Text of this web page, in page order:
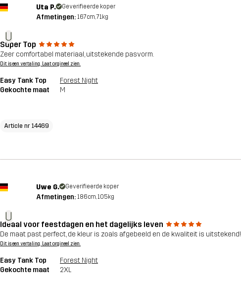
U
Uta P. Geverifieerde koper
Afmetingen: 167cm, 71kg
Super Top
Zeer comfortabel materiaal, uitstekende pasvorm.
Dit is een vertaling. Laat orgineel zien.
Easy Tank Top
Forest Night
Gekochte maat
M
Article nr 14469
U
Uwe G. Geverifieerde koper
Afmetingen: 186cm, 105kg
Ideaal voor feestdagen en het dagelijks leven
De maat past perfect, de kleur is zoals afgebeeld en de kwaliteit is uitstekend!
Dit is een vertaling. Laat orgineel zien.
Easy Tank Top
Forest Night
Gekochte maat
2XL